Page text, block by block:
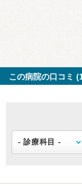
この病院の口コミ